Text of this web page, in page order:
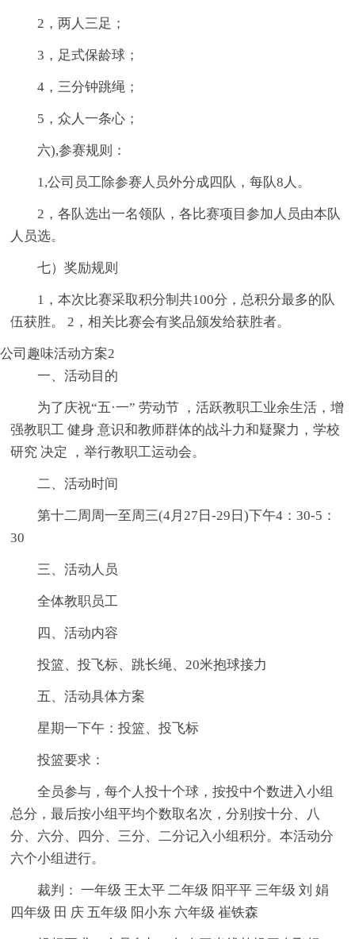
2，两人三足；
3，足式保龄球；
4，三分钟跳绳；
5，众人一条心；
六),参赛规则：
1,公司员工除参赛人员外分成四队，每队8人。
2，各队选出一名领队，各比赛项目参加人员由本队
人员选。
七）奖励规则
1，本次比赛采取积分制共100分，总积分最多的队
伍获胜。 2，相关比赛会有奖品颁发给获胜者。
公司趣味活动方案2
一、活动目的
为了庆祝“五·一” 劳动节 ，活跃教职工业余生活，增
强教职工 健身 意识和教师群体的战斗力和疑聚力，学校
研究 决定 ，举行教职工运动会。
二、活动时间
第十二周周一至周三(4月27日-29日)下午4：30-5：
30
三、活动人员
全体教职员工
四、活动内容
投篮、投飞标、跳长绳、20米抱球接力
五、活动具体方案
星期一下午：投篮、投飞标
投篮要求：
全员参与，每个人投十个球，按投中个数进入小组
总分，最后按小组平均个数取名次，分别按十分、八
分、六分、四分、三分、二分记入小组积分。本活动分
六个小组进行。
裁判： 一年级 王太平 二年级 阳平平 三年级 刘 娟
四年级 田 庆 五年级 阳小东 六年级 崔铁森